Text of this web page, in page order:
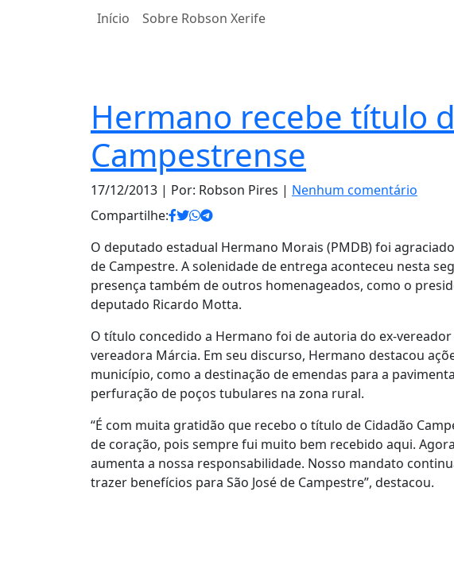
Início Sobre Robson Xerife
Hermano recebe título
Campestrense
17/12/2013 | Por: Robson Pires | Nenhum comentário
Compartilhe:
O deputado estadual Hermano Morais (PMDB) foi
de Campestre. A solenidade de entrega aconteceu nesta
presença também de outros homenageados, como o
deputado Ricardo Motta.
O título concedido a Hermano foi de autoria do ex-
vereadora Márcia. Em seu discurso, Hermano destacou
município, como a destinação de emendas para a
perfuração de poços tubulares na zona rural.
“É com muita gratidão que recebo o título de Cidadão
de coração, pois sempre fui muito bem recebido aqui.
aumenta a nossa responsabilidade. Nosso mandato
trazer benefícios para São José de Campestre”, destacou.